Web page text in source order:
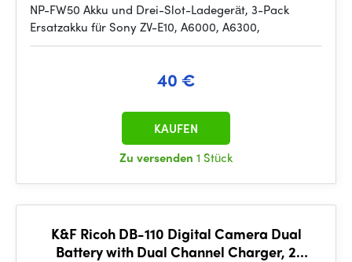
NP-FW50 Akku und Drei-Slot-Ladegerät, 3-Pack
Ersatzakku für Sony ZV-E10, A6000, A6300,
40 €
Zu versenden 1 Stück
KAUFEN
K&F Ricoh DB-110 Digital Camera Dual
Battery with Dual Channel Charger, 2